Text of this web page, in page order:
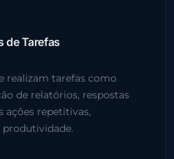
de Tarefas
realizam tarefas como
de relatórios, respostas
ações repetitivas,